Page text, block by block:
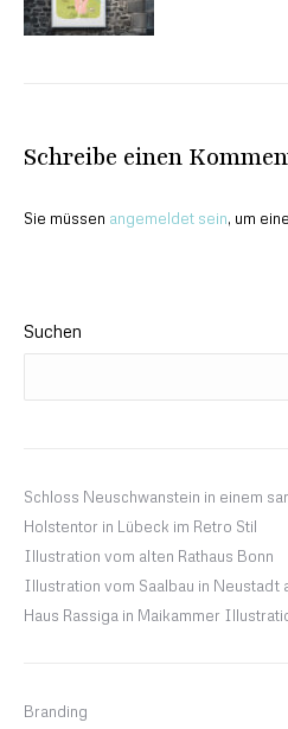
Schreibe einen
Sie müssen angemeldet sein, um
Suchen
Schloss Neuschwanstein in einem
Holstentor in Lübeck im Retro Stil
Illustration vom alten Rathaus Bonn
Illustration vom Saalbau in Neustadt
Haus Rassiga in Maikammer
Branding